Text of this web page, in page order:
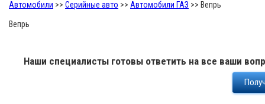
Автомобили >> Серийные авто >> Автомобили ГАЗ >> Вепрь
Вепрь
Наши специалисты готовы ответить на все ваши